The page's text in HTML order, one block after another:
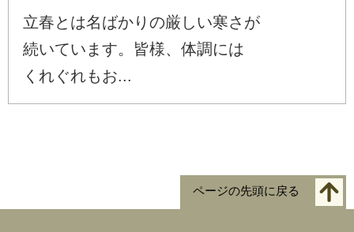
立春とは名ばかりの厳しい寒さが
続いています。皆様、体調には
くれぐれもお...
ページの先頭に戻る